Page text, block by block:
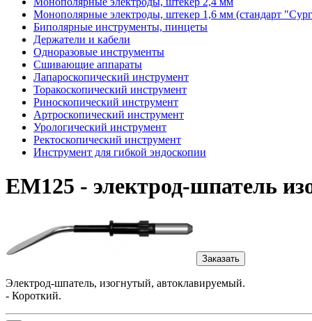
Монополярные электроды, штекер 1,6 мм (стандарт
Биполярные инструменты, пинцеты
Держатели и кабели
Одноразовые инструменты
Сшивающие аппараты
Лапароскопический инструмент
Торакоскопический инструмент
Риноскопический инструмент
Артроскопический инструмент
Урологический инструмент
Ректоскопический инструмент
Инструмент для гибкой эндоскопии
ЕМ125 - электрод-шпатель
Заказать
Электрод-шпатель, изогнутый, автоклавируемый.
- Короткий.